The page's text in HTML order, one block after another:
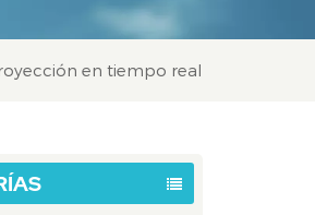
en tiempo real